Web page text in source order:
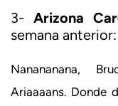
3-Arizona
semana
Nanananana,
Ariaaaans. Donde